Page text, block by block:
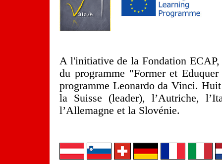
A l'initiative de la Fondation
du programme "Former et
programme Leonardo da Vinci.
la Suisse (leader), l’Autriche,
l’Allemagne et la Slovénie.